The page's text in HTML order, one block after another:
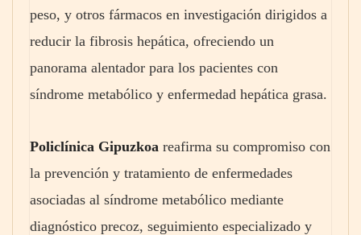
peso, y otros fármacos en investigación dirigidos a
reducir la fibrosis hepática, ofreciendo un
panorama alentador para los pacientes con
síndrome metabólico y enfermedad hepática grasa.
Policlínica Gipuzkoa reafirma su compromiso con
la prevención y tratamiento de enfermedades
asociadas al síndrome metabólico mediante
diagnóstico precoz, seguimiento especializado y